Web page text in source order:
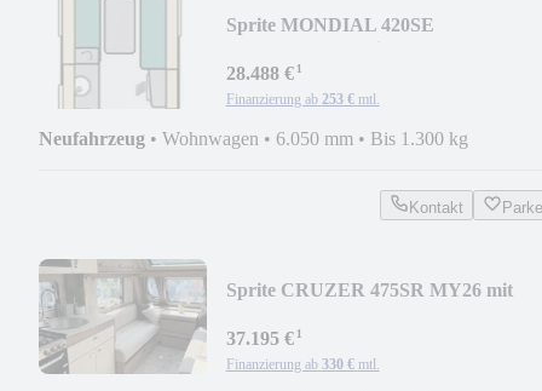
Sprite MONDIAL 420SE
28.488 €¹
Finanzierung ab 253 € mtl.
Neufahrzeug • Wohnwagen • 6.050 mm • Bis 1.300 kg
Kontakt
Sprite CRUZER 475SR MY26 mit
37.195 €¹
Finanzierung ab 330 € mtl.